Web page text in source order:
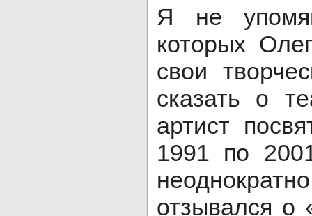
Я не
которых
свои
сказать о
артист
1991 по
отзывался о